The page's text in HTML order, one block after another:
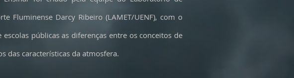
Fluminense Darcy Ribeiro (LAMET/UENF), com o
públicas as diferenças entre os conceitos de
das características da atmosfera.